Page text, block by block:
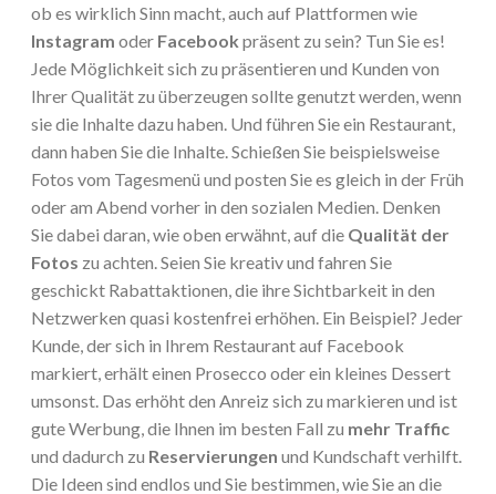
ob es wirklich Sinn macht, auch auf Plattformen wie
Instagram oder Facebook präsent zu sein? Tun Sie es!
Jede Möglichkeit sich zu präsentieren und Kunden von
Ihrer Qualität zu überzeugen sollte genutzt werden, wenn
sie die Inhalte dazu haben. Und führen Sie ein Restaurant,
dann haben Sie die Inhalte. Schießen Sie beispielsweise
Fotos vom Tagesmenü und posten Sie es gleich in der Früh
oder am Abend vorher in den sozialen Medien. Denken
Sie dabei daran, wie oben erwähnt, auf die Qualität der
Fotos zu achten. Seien Sie kreativ und fahren Sie
geschickt Rabattaktionen, die ihre Sichtbarkeit in den
Netzwerken quasi kostenfrei erhöhen. Ein Beispiel? Jeder
Kunde, der sich in Ihrem Restaurant auf Facebook
markiert, erhält einen Prosecco oder ein kleines Dessert
umsonst. Das erhöht den Anreiz sich zu markieren und ist
gute Werbung, die Ihnen im besten Fall zu mehr Traffic
und dadurch zu Reservierungen und Kundschaft verhilft.
Die Ideen sind endlos und Sie bestimmen, wie Sie an die